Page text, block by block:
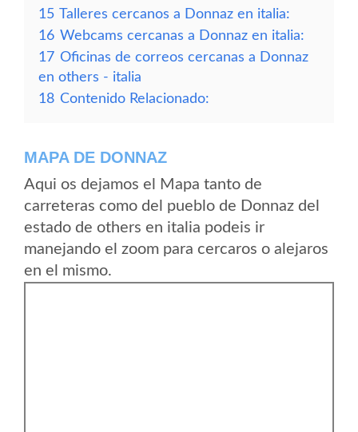
15 Talleres cercanos a Donnaz en italia:
16 Webcams cercanas a Donnaz en italia:
17 Oficinas de correos cercanas a Donnaz
en others - italia
18 Contenido Relacionado:
MAPA DE DONNAZ
Aqui os dejamos el Mapa tanto de
carreteras como del pueblo de Donnaz del
estado de others en italia podeis ir
manejando el zoom para cercaros o alejaros
en el mismo.